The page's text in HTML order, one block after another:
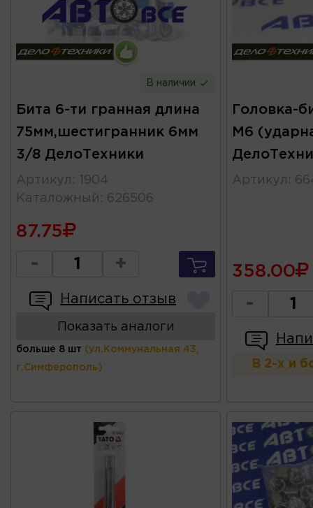
В наличии
Бита 6-ти гранная длина
75мм,шестигранник 6мм
3/8 ДелоТехники
Артикул :
1904
Каталожный : 626506
87.75
- +
Написать отзыв
Показать аналоги
больше 8 шт (ул.Коммунальная 43,
г.Симферополь)
Головка-
M6
Артикул :
358.00
-
В 2-х и